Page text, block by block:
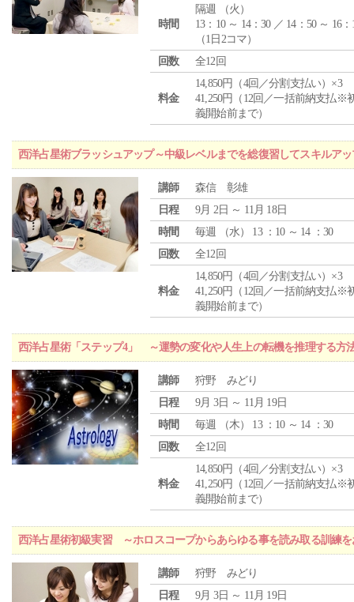
時間
隔週 （火 ）
13：10 ～ 14：30 ／ 14：50 ～ 16：
（1日2コマ）
回数
全12回
料金
14,850円（4回／分割支払い）×3
41,250円（12回／一括前納支払※
義開始前まで）
西洋占星術ブラッシュアップ～中級レベルまでを総復習してスキルア
講師
森信 彰雄
日程
9月 2日 ～ 11月 18日
時間
毎週 （水） 13 ：10 ～ 14 ：30
回数
全12回
料金
14,850円（4回／分割支払い）×3
41,250円（12回／一括前納支払※
義開始前まで）
西洋占星術「ステップ4」 ～運勢の変化や人生上の転機を推理する方
講師
狩野 みどり
日程
9月 3日 ～ 11月 19日
時間
毎週 （木） 13 ：10 ～ 14 ：30
回数
全12回
料金
14,850円（4回／分割支払い）×3
41,250円（12回／一括前納支払※
義開始前まで）
西洋占星術初級実習 ～ホロスコープからあらゆる事を読み取る訓練を
講師
狩野 みどり
日程
9月 3日 ～ 11月 19日